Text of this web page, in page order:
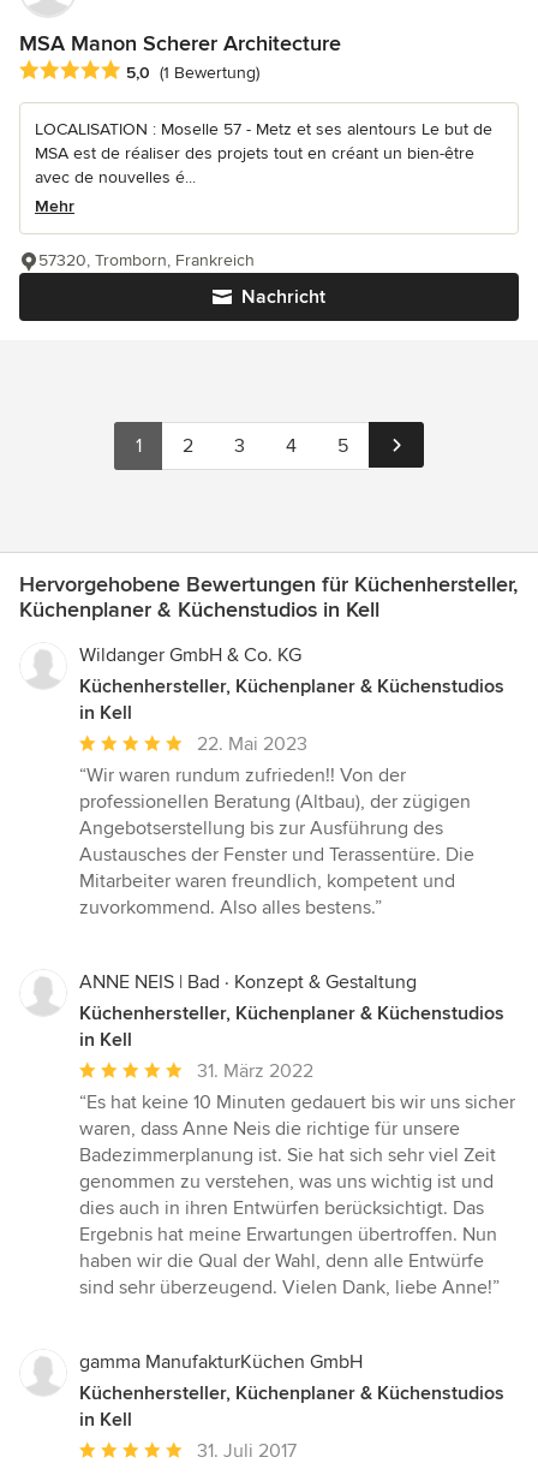
MSA Manon Scherer Architecture
Durchschnittliche Bewertung: 5 von 5 Sternen
5,0 (1 Bewertung)
LOCALISATION : Moselle 57 - Metz et ses alentours Le but de
MSA est de réaliser des projets tout en créant un bien-être
avec de nouvelles é...
Mehr
Nachricht
57320, Tromborn, Frankreich
1 2 3 4 5
Hervorgehobene Bewertungen für Küchenhersteller,
Küchenplaner & Küchenstudios in Kell
Wildanger GmbH & Co. KG
Küchenhersteller, Küchenplaner & Küchenstudios
in Kell
Durchschnittliche
Bewertung:
5
von
5
Sternen
22. Mai 2023
“Wir waren rundum zufrieden!! Von der
professionellen Beratung (Altbau), der zügigen
Angebotserstellung bis zur Ausführung des
Austausches der Fenster und Terassentüre. Die
Mitarbeiter waren freundlich, kompetent und
zuvorkommend. Also alles bestens.”
ANNE NEIS | Bad · Konzept & Gestaltung
Küchenhersteller, Küchenplaner & Küchenstudios
in Kell
Durchschnittliche
Bewertung:
5
von
5
Sternen
31. März 2022
“Es hat keine 10 Minuten gedauert bis wir uns sicher
waren, dass Anne Neis die richtige für unsere
Badezimmerplanung ist. Sie hat sich sehr viel Zeit
genommen zu verstehen, was uns wichtig ist und
dies auch in ihren Entwürfen berücksichtigt. Das
Ergebnis hat meine Erwartungen übertroffen. Nun
haben wir die Qual der Wahl, denn alle Entwürfe
sind sehr überzeugend. Vielen Dank, liebe Anne!”
gamma ManufakturKüchen GmbH
Küchenhersteller, Küchenplaner & Küchenstudios
in Kell
Durchschnittliche31. Juli 2017